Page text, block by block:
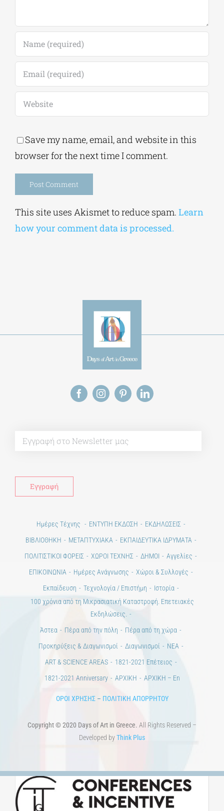
Save my name, email, and website in this
browser for the next time I comment.
This site uses Akismet to reduce spam. Learn
how your comment data is processed.
Ημέρες Τέχνης ΕΝΤΥΠΗ ΕΚΔΟΣΗ
ΕΚΔΗΛΩΣΕΙΣ
ΒΙΒΛΙΟΘΗΚΗ
ΜΕΤΑΠΤΥΧΙΑΚΑ
ΕΚΠΑΙΔΕΥΤΙΚΑ ΙΔΡΥΜΑΤΑ
ΠΟΛΙΤΙΣΤΙΚΟΙ ΦΟΡΕΙΣ
ΧΩΡΟΙ ΤΕΧΝΗΣ ΔΗΜΟΙ
Αγγελίες
ΕΠΙΚΟΙΝΩΝΙΑ
Ημέρες Ανάγνωσης
Χώροι & Συλλογές
Εκπαίδευση
Τεχνολογία / Επιστήμη
Ιστορία
100 χρόνια από τη Μικρασιατική Καταστροφή. Επετειακές
Εκδηλώσεις.
Άστεα
Πέρα από την πόλη
Πέρα από τη χώρα
Προκηρύξεις & Διαγωνισμοί
Διαγωνισμοί
ΝΕΑ
ART & SCIENCE AREAS
1821-2021 Επέτειος
1821-2021 Anniversary
ΑΡΧΙΚΗ ΑΡΧΙΚΗ – En
ΟΡΟΙ ΧΡΗΣΗΣ– ΠΟΛΙΤΙΚΗ ΑΠΟΡΡΗΤΟΥ
Copyright © 2020 Days of Art in Greece. All Rights Reserved –
Developed byThink Plus